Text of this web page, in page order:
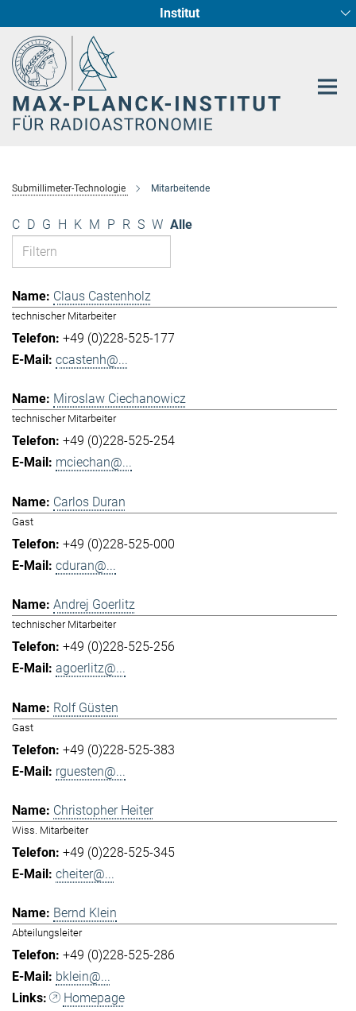
Institut
Radioastronomische Fundamentalphysik
Sternentstehung und Galaxienentwicklung
Submillimeter-Technologie Mitarbeitende
C D G H K M P R S W Alle
Claus Castenholz
technischer Mitarbeiter
+49 (0)228-525-177
ccastenh@...
Miroslaw Ciechanowicz
technischer Mitarbeiter
+49 (0)228-525-254
mciechan@...
Carlos Duran
Gast
+49 (0)228-525-000
cduran@...
Andrej Goerlitz
technischer Mitarbeiter
+49 (0)228-525-256
agoerlitz@...
Rolf Güsten
Gast
+49 (0)228-525-383
rguesten@...
Christopher Heiter
Wiss. Mitarbeiter
+49 (0)228-525-345
cheiter@...
Bernd Klein
Abteilungsleiter
+49 (0)228-525-286
bklein@...
Homepage